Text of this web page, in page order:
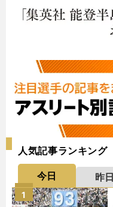
人気記事ランキング
今日 昨日
1